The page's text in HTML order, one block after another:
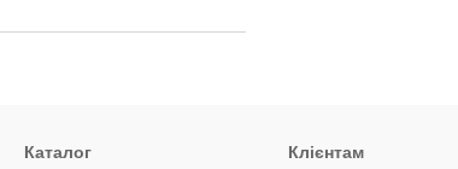
Каталог Клієнтам